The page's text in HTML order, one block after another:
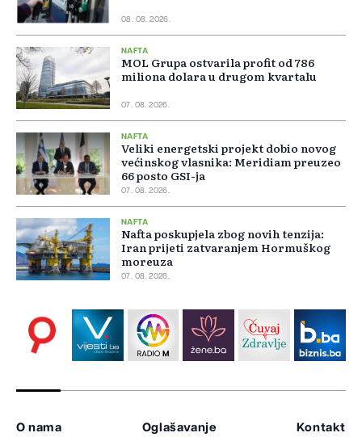
08. 08. 2026.
NAFTA
MOL Grupa ostvarila profit od 786
miliona dolara u drugom kvartalu
07. 08. 2026.
NAFTA
Veliki energetski projekt dobio novog
većinskog vlasnika: Meridiam preuzeo
66 posto GSI-ja
07. 08. 2026.
NAFTA
Nafta poskupjela zbog novih tenzija:
Iran prijeti zatvaranjem Hormuškog
moreuza
07. 08. 2026.
O nama Oglašavanje Kontakt